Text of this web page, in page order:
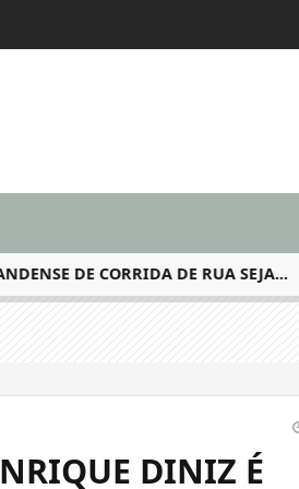
DE CORRIDA DE RUA SEJA...
DINIZ É